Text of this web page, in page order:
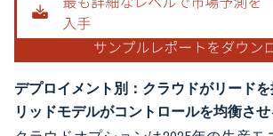
デプロイメント別：クラウドがリード
リッドモデルがコントロールを均衡させ